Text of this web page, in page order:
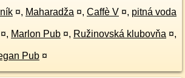
¤, Maharadža ¤, Caffè V ¤, pitná voda
¤, Marlon Pub ¤, Ružinovská klubovňa ¤,
Pub ¤